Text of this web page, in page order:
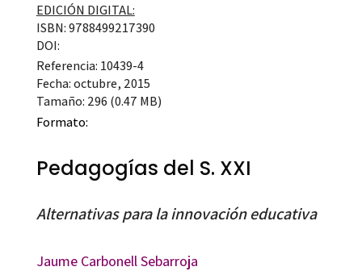
EDICIÓN DIGITAL:
ISBN: 9788499217390
DOI:
Referencia: 10439-4
Fecha: octubre, 2015
Tamaño: 296 (0.47 MB)
Formato:
Pedagogías del S. XXI
Alternativas para la innovación educativa
Jaume Carbonell Sebarroja